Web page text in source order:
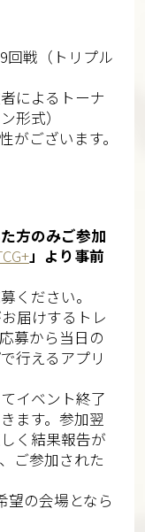
回戦（トリプル
によるトーナ
形式）
ございます。​​
方のみご参加
」より事前
ください。​
届けするトレ
募から当日の
行えるアプリ
イベント終了
ます。参加翌
く結果報告が
ご参加された
の会場となら